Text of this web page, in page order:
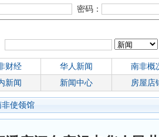
密码：
财经 华人新闻 南非概
新闻 新闻中心 房屋店
非使领馆